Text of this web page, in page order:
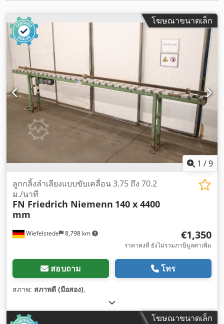
โฆษณาขนาดเล็ก
1 /9
Wiefelstede 8,798 km
ลูกกลิ้งลำเลียงแบบขับเคลื่อน 3.75 ถึง 70.2
ม./นาที
FN Friedrich Niemenn 140 x 4400
mm
€1,350
ราคาคงที่ ยังไม่รวมภาษีมูลค่าเพิ่ม
สอบถาม โทร
สภาพ: สภาพดี (มือสอง),
โฆษณาขนาดเล็ก